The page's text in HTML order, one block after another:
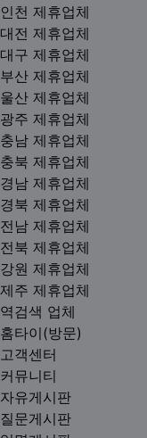
인천 제휴업체
대전 제휴업체
대구 제휴업체
부산 제휴업체
울산 제휴업체
광주 제휴업체
충남 제휴업체
충북 제휴업체
경남 제휴업체
경북 제휴업체
전남 제휴업체
전북 제휴업체
강원 제휴업체
제주 제휴업체
역검색 업체
홈타이(방문)
고객센터
커뮤니티
자유게시판
질문게시판